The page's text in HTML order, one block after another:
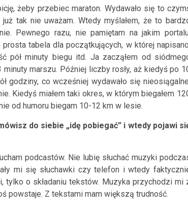
żeby przebiec maraton. Wydawało się to
tak nie uważam. Wtedy myślałem, że to
Pewnego razu, nie pamiętam na jakim
prosta tabela dla początkujących, w której
pół minuty biegu itd. Ja zacząłem od
marszu. Później liczby rosły, aż kiedyś po
godziny, co wcześniej wydawało się
Kiedyś miałem taki okres, w którym biegałem
od humoru biegam 10-12 km w lesie.
do siebie „idę pobiegać” i wtedy pojawi
podcastów. Nie lubię słuchać muzyki
mi się słuchawki czy telefon i wtedy
tylko o składaniu tekstów. Muzyka przychodzi mi
powstaje. Z tekstami mam większą trudność.